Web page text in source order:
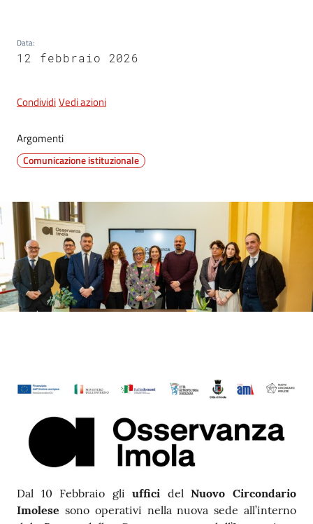
line
argomenti
Data:
12 febbraio 2026
CondividiVedi azioni
Argomenti
Comunicazione istituzionale
Contenuto
Dal 10 Febbraio gliuffici delNuovo Circondario
Imolese sono operativi nella nuova sede all’interno